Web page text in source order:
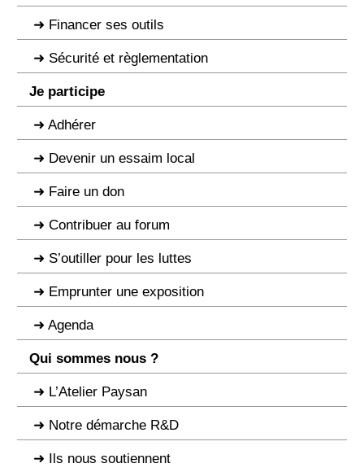
Financer ses outils
Sécurité et règlementation
Je participe
Adhérer
Devenir un essaim local
Faire un don
Contribuer au forum
S’outiller pour les luttes
Emprunter une exposition
Agenda
Qui sommes nous ?
L’Atelier Paysan
Notre démarche R&D
Ils nous soutiennent